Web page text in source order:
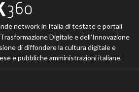
network in Italia di testate e portali
Digitale e dell’Innovazione
di diffondere la cultura digitale e
e pubbliche amministrazioni italiane.